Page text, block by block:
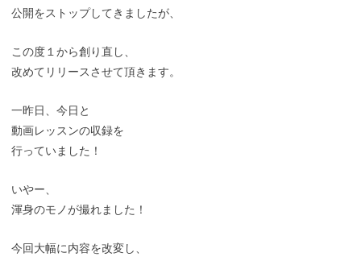
公開をストップしてきましたが、
この度１から創り直し、
改めてリリースさせて頂きます。
一昨日、今日と
動画レッスンの収録を
行っていました！
いやー、
渾身のモノが撮れました！
今回大幅に内容を改変し、